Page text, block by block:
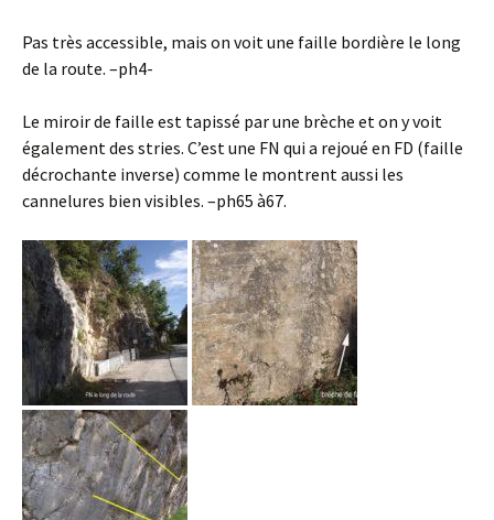
Pas très accessible, mais on voit une faille bordière le long
de la route. –ph4-
Le miroir de faille est tapissé par une brèche et on y voit
également des stries. C’est une FN qui a rejoué en FD (faille
décrochante inverse) comme le montrent aussi les
cannelures bien visibles. –ph65 à67.